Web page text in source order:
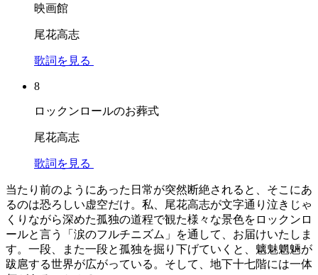
映画館
尾花高志
歌詞を見る
8
ロックンロールのお葬式
尾花高志
歌詞を見る
当たり前のようにあった日常が突然断絶されると、そこにあ
るのは恐ろしい虚空だけ。私、尾花高志が文字通り泣きじゃ
くりながら深めた孤独の道程で観た様々な景色をロックンロ
ールと言う「涙のフルチニズム」を通して、お届けいたしま
す。一段、また一段と孤独を掘り下げていくと、魑魅魍魎が
跋扈する世界が広がっている。そして、地下十七階には一体